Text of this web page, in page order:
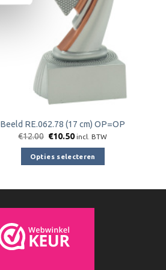
Beeld RE.062.78 (17 cm) OP=OP
€12.00 Oorspronkelijke
€12.00.
€10.50Huidige
is:
€10.50.
incl. BTW
Opties selecteren
variaties.
Deze